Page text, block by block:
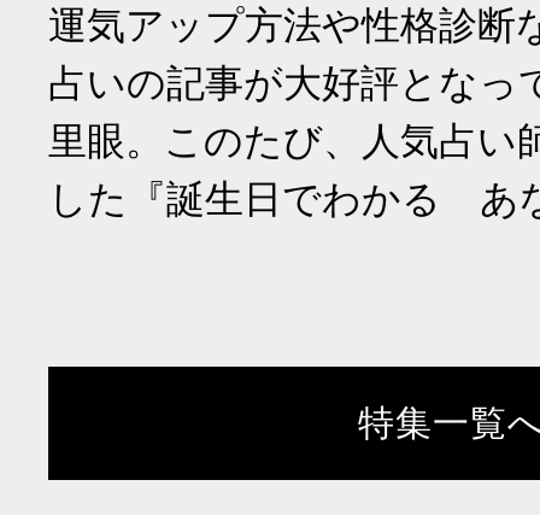
運気アップ方法や性格診断
占いの記事が大好評となっ
里眼。このたび、人気占い
した『誕生日でわかる あ
特集一覧